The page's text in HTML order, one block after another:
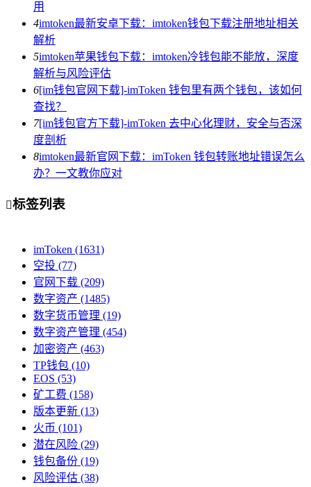
用
4imtoken最新安卓下载：imtoken钱包下载注册地址相关
解析
5imtoken苹果钱包下载：imtoken冷钱包能不能放，深度
解析与风险评估
6[im钱包官网下载]-imToken 钱包里有两个钱包，该如何
查找？
7[im钱包官方下载]-imToken 去中心化理财，安全与否深
度剖析
8imtoken最新官网下载：imToken 钱包转账地址错误怎么
办？一文教你应对
标签列表
imToken (1631)
空投 (77)
官网下载 (209)
数字资产 (1485)
数字货币管理 (19)
数字资产管理 (454)
加密资产 (463)
TP钱包 (10)
EOS (53)
矿工费 (158)
版本更新 (13)
火币 (101)
潜在风险 (29)
钱包备份 (19)
风险评估 (38)